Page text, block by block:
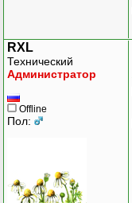
RXL
Технический
Администратор
Offline
Пол: